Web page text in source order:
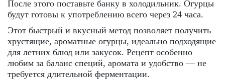
После этого поставьте банку в холодильник. Огурцы
будут готовы к употреблению всего через 24 часа.
Этот быстрый и вкусный метод позволяет получить
хрустящие, ароматные огурцы, идеально подходящие
для летних блюд или закусок. Рецепт особенно
любим за баланс специй, аромата и удобство — не
требуется длительной ферментации.